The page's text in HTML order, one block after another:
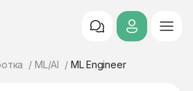
ML/AI ML Engineer